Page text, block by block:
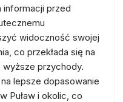
informacji przed
widoczność swojej
co przekłada się na
przychody.
lepsze dopasowanie
Puław i okolic, co